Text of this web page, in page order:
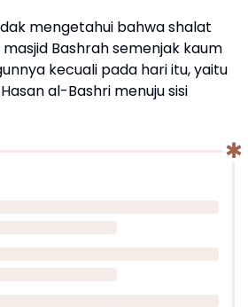
mengetahui bahwa shalat
Bashrah semenjak kaum
kecuali pada hari itu, yaitu
al-Bashri menuju sisi